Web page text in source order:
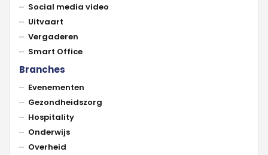
Social media video
Uitvaart
Vergaderen
Smart Office
Branches
Evenementen
Gezondheidszorg
Hospitality
Onderwijs
Overheid